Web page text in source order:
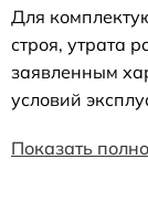
Для
строя, утрата
заявленным
условий
Показать